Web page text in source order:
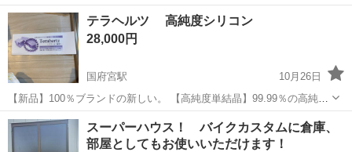
っかり確保して 自分時間を大切にしたい方にピッタリ♪ 他にもポイン
トたくさん◎ ○午前に小休憩あり ○正社員登用のチャンスあり ○髪色
自由で自分らしく働ける*...
愛知 国府宮駅
テラヘルツ 高純度シリコン
28,000円
国府宮駅
10月26日
【新品】100％ブランドの新しい。 【高純度単結晶】99.99％の高純度
単結晶シリコンブロック。 【良好な半導体材料】温度が上がるにつれ
て導電率が高くなるので、良好な半導体材料であり、コンバータ、ト
ランジスタ、ダイオードなど...
愛知 稲沢市 国府宮駅 テラヘルツ
スーパーハウス！ バイクカスタムに倉庫、
部屋としてもお使いいただけます！